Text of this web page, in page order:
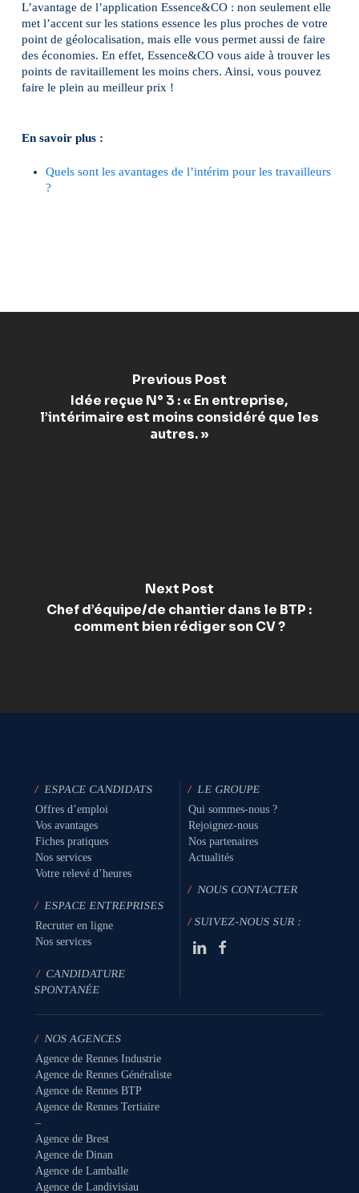
L’avantage de l’application Essence&CO : non seulement elle
met l’accent sur les stations essence les plus proches de votre
point de géolocalisation, mais elle vous permet aussi de faire
des économies. En effet, Essence&CO vous aide à trouver les
points de ravitaillement les moins chers. Ainsi, vous pouvez
faire le plein au meilleur prix !
En savoir plus :
Quels sont les avantages de l’intérim pour les travailleurs
?
Previous Post
Idée reçue N° 3 : « En entreprise,
l’intérimaire est moins considéré que les
autres. »
Next Post
Chef d’équipe/de chantier dans le BTP :
comment bien rédiger son CV ?
/ ESPACE CANDIDATS
Offres d’emploi
Vos avantages
Fiches pratiques
Nos services
Votre relevé d’heures
/ ESPACE ENTREPRISES
Recruter en ligne
Nos services
/ CANDIDATURE
SPONTANÉE
/ LE GROUPE
Qui sommes-nous ?
Rejoignez-nous
Nos partenaires
Actualités
/NOUS CONTACTER
/SUIVEZ-NOUS SUR :
/ NOS AGENCES
Agence de Rennes Industrie
Agence de Rennes Généraliste
Agence de Rennes BTP
Agence de Rennes Tertiaire
–
Agence de Brest
Agence de Dinan
Agence de Lamballe
Agence de Landivisiau